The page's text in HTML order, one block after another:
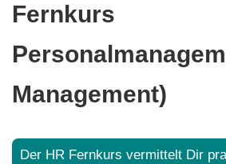
Fernkurs
Management)
Der HR Fernkurs vermittelt Dir